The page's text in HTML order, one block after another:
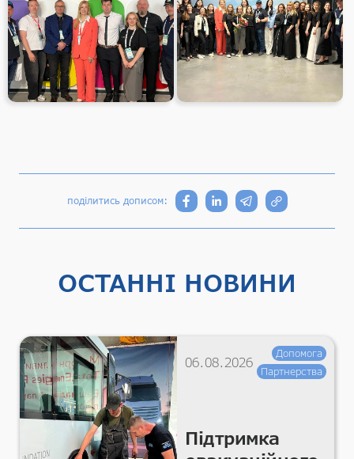
поділитись дописом:
ОСТАННІ НОВИНИ
06.08.2026
Допомога
Партнерства
Підтримка